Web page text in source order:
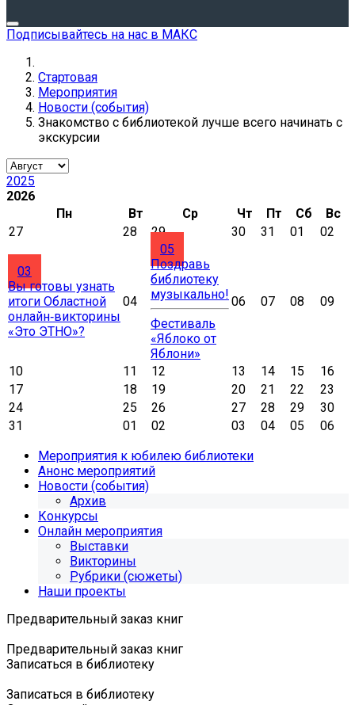
Подписывайтесь на нас в МАКС
Стартовая
Мероприятия
Новости (события)
Знакомство с библиотекой лучше всего начинать с
экскурсии
2025
2026
Пн
Вт Ср Чт Пт Сб
Вс
27
28 29 30 31 01 02
03
Вы готовы узнать
итоги Областной
онлайн‑викторины
«Это ЭТНО»?
04
05
Поздравь
библиотеку
музыкально!
Фестиваль
«Яблоко от
Яблони»
06 07 08 09
10 11 12 13 14 15
16
17
18 19 20 21 22
23
24
25 26 27 28 29
30
31
01 02 03 04 05
06
Мероприятия к юбилею библиотеки
Анонс мероприятий
Новости (события)
Архив
Конкурсы
Онлайн мероприятия
Выставки
Викторины
Рубрики (сюжеты)
Наши проекты
Предварительный заказ книг
Предварительный заказ книг
Записаться в библиотеку
Записаться в библиотеку